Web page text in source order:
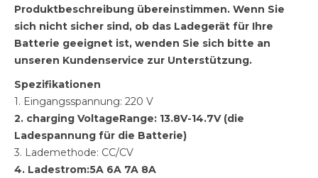
Produktbeschreibung übereinstimmen. Wenn Sie
sich nicht sicher sind, ob das Ladegerät für Ihre
Batterie geeignet ist, wenden Sie sich bitte an
unseren Kundenservice zur Unterstützung.
Spezifikationen
1. Eingangsspannung: 220 V
2. charging VoltageRange: 13.8V-14.7V (die
Ladespannung für die Batterie)
3. Lademethode: CC/CV
4. Ladestrom:5A 6A 7A 8A